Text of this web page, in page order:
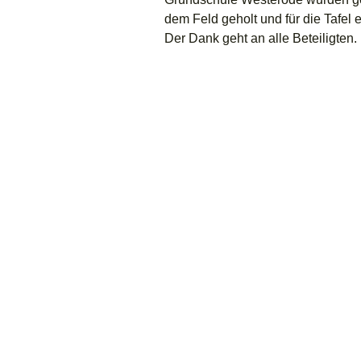
dem Feld geholt und für die Tafel
Der Dank geht an alle Beteiligten.